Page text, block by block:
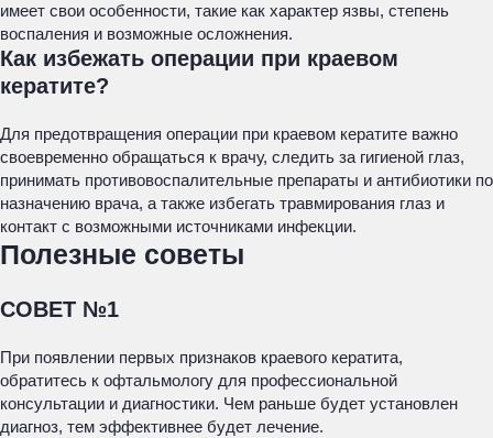
имеет свои особенности, такие как характер язвы, степень
воспаления и возможные осложнения.
Как избежать операции при краевом
кератите?
Для предотвращения операции при краевом кератите важно
своевременно обращаться к врачу, следить за гигиеной глаз,
принимать противовоспалительные препараты и антибиотики по
назначению врача, а также избегать травмирования глаз и
контакт с возможными источниками инфекции.
Полезные советы
СОВЕТ №1
При появлении первых признаков краевого кератита,
обратитесь к офтальмологу для профессиональной
консультации и диагностики. Чем раньше будет установлен
диагноз, тем эффективнее будет лечение.